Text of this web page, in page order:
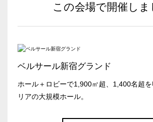
この会場で開催しま
ベルサール新宿グランド
ホール＋ロビーで1,900㎡超、1,400名超
リアの大規模ホール。
展示会